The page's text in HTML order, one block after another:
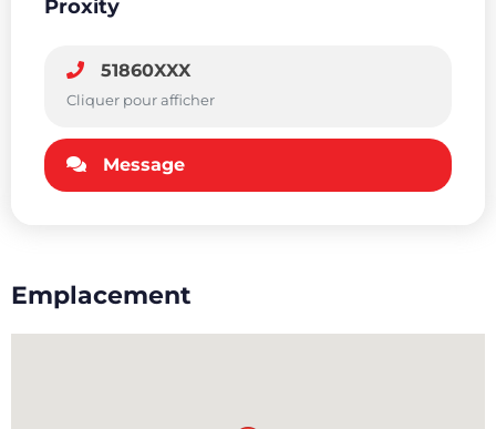
Proxity
51860XXX
Cliquer pour afficher
Message
Emplacement